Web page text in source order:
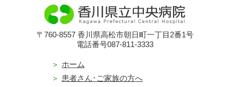
〒760-8557 香川県高松市朝日町一丁目2番1号
電話番号087-811-3333
ホーム
患者さん･ご家族の方へ